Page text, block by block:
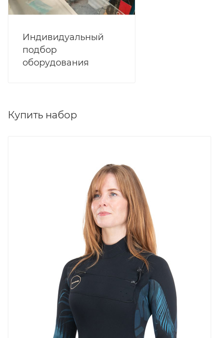
Индивидуальный
подбор
оборудования
Купить набор